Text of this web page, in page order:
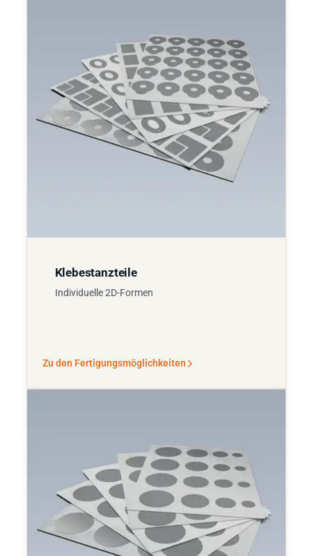
Klebestanzteile
Individuelle 2D-Formen
Zu den Fertigungsmöglichkeiten